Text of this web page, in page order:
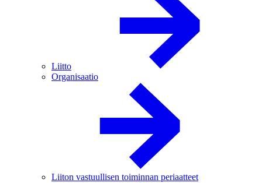
Liitto
Organisaatio
Liiton vastuullisen toiminnan periaatteet